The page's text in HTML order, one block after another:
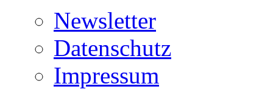
Newsletter
Datenschutz
Impressum